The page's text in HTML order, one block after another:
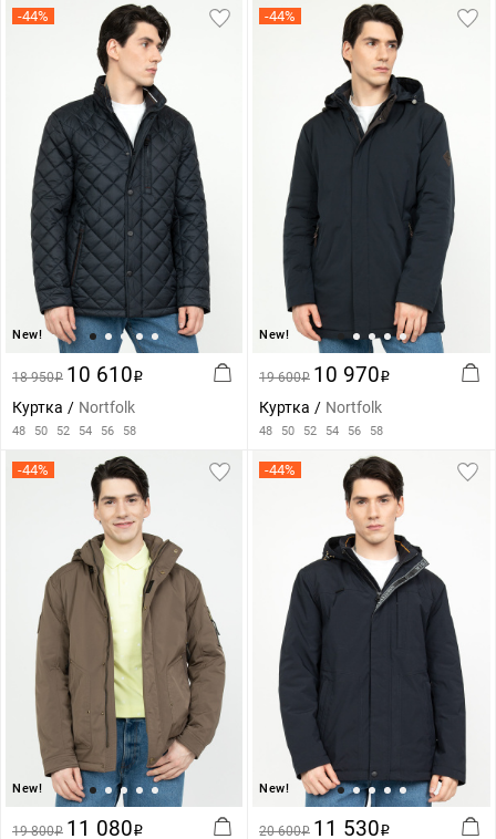
-44%
New!
18 950i 10 610i
Куртка Nortfolk
48 50 52 54 56 58
-44%
New!
19 600i 10 970i
Куртка Nortfolk
48 50 52 54 56 58
-44%
New!
19 800i 11 080i
-44%
New!
20 600i 11 530i